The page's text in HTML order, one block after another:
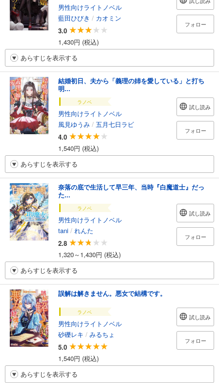
男性向けライトノベル
藍田ひびき / カオミン
3.0
1,430円 (税込)
フォロー
あらすじを表示する
結婚初日、夫から「義理の姉を愛している」と打ち
明...
ラノベ
男性向けライトノベル
風見ゆうみ / 五月七日ラビ
4.0
1,540円 (税込)
試し読み
フォロー
あらすじを表示する
奈落の底で生活して早三年、当時『白魔道士』だっ
た...
ラノベ
男性向けライトノベル
tani / れんた
2.8
1,320～1,430円 (税込)
試し読み
フォロー
あらすじを表示する
誤解は解きません。悪女で結構です。
ラノベ
男性向けライトノベル
砂礫レキ / みるちょ
5.0
1,540円 (税込)
試し読み
フォロー
あらすじを表示する